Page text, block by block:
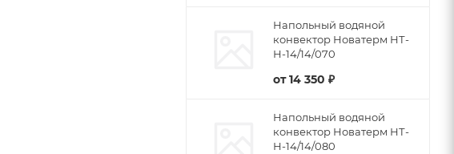
Напольный водяной
конвектор Новатерм НТ-
Н-14/14/070
от14 350 ₽
Напольный водяной
конвектор Новатерм НТ-
Н-14/14/080